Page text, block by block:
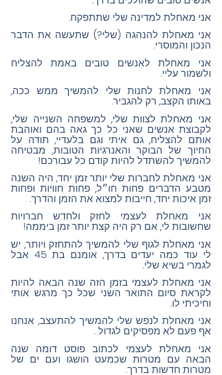
אני מאחלת למדינה שלי שתתפקח.
אני מאחלת להנהגה (שלי?) שתעשה את הדבר
הנכון והמוסרי.
אני מאחלת לאנשים טובים באמת להצליח
ולשמור עליי.
אני מאחלת לחנות שלי להמשיך ממש ככה,
באותו הקצב, רק להגביר.
אני מאחלת לצוות שלי, למשפחה השנייה שלי,
לקבוצת אנשים שאני כל כך גאה בהם ואוהבת
אותם להצליח, גם איתי וגם בלעדיי, תודה על
החיוך של הבוקר והאנרגיות הטובות, מבטיחה
להמשיך להשתדל להיות קודם כל עבורכם!
אני מאחלת לחברות שלי יותר זמן יחד, היה השנה
מטבע הדברים פחות חו״ל, פחות חוויות ופחות
זמן איכות יחד, חייבות למצוא את הזמן והדרך.
אני מאחלת לעצמי לחזק ולחדש חברויות
שחשובות לי, אם רק היה קצת יותר זמן ביממה!
אני מאחלת לגוף שלי להמשיך להתחזק ויותר, יש
לי עוד כמה יעדים בדרך, אומנם בת 45 אבל
לגמרי בשיא שלי.
אני מאחלת לעצמי בזמן הזה שנה הבאה להיות
לקראת סיום התואר השני שכל כך מרגש אותי
וחיכיתי לו.
אני מאחלת לנפש שלי להמשיך להתעצב, אנחנו
אף פעם לא מפסיקים לגדול .
אני מאחלת לעצמי לכתוב פוסט דומה שנה
הבאה עם מטרות שכמעט הושגו ועם ים של
מטרות חדשות בדרך.